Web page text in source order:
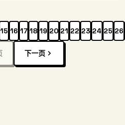
15 16 17 18 19 20 21 22 23 24 25 26
下一页